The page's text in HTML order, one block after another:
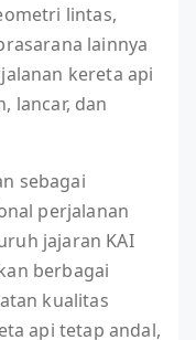
lintas,
lainnya
kereta api
lancar, dan
sebagai
perjalanan
jajaran KAI
berbagai
kualitas
api tetap andal,